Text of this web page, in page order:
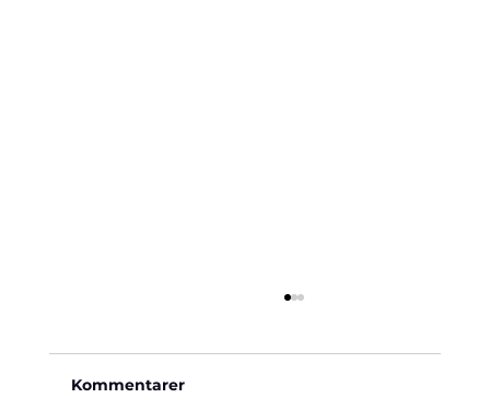
Kommentarer